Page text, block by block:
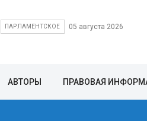
ПАРЛАМЕНТСКОЕ 05 августа 2026
АВТОРЫ ПРАВОВАЯ